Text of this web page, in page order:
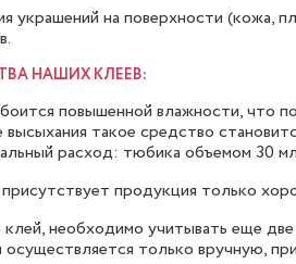
украшений на поверхности (кожа,
НАШИХ КЛЕЕВ:
повышенной влажности, что
такое средство
расход: тюбика объемом 30
продукция только
необходимо учитывать еще
только вручную,